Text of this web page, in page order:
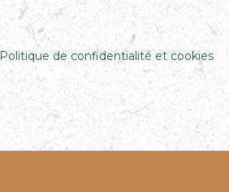
Politique de confidentialité et cookies